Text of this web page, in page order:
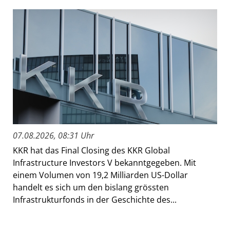
07.08.2026, 08:31 Uhr
KKR hat das Final Closing des KKR Global
Infrastructure Investors V bekanntgegeben. Mit
einem Volumen von 19,2 Milliarden US-Dollar
handelt es sich um den bislang grössten
Infrastrukturfonds in der Geschichte des...